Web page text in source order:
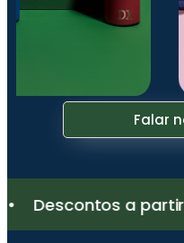
Falar
a partir de 20